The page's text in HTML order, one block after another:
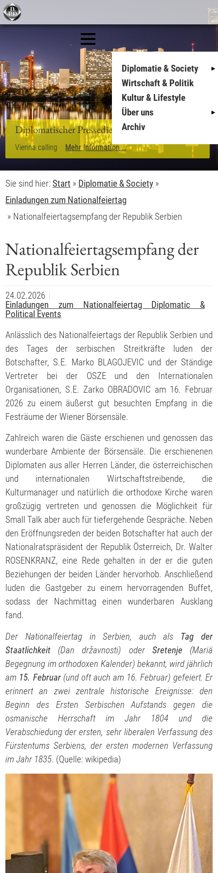
Diplomatie & Society
Wirtschaft & Politik
Kultur & Lifestyle
Über uns
Archiv
Sie sind hier:Start » Diplomatie & Society »
Einladungen zum Nationalfeiertag
» Nationalfeiertagsempfang der Republik Serbien
Nationalfeiertagsempfang der
Republik Serbien
24.02.2026
Einladungen zum Nationalfeiertag Diplomatic &
Political Events
Anlässlich des Nationalfeiertags der Republik Serbien und
des Tages der serbischen Streitkräfte luden der
Botschafter, S.E. Marko BLAGOJEVIC und der Ständige
Vertreter bei der OSZE und den Internationalen
Organisationen, S.E. Zarko OBRADOVIC am 16. Februar
2026 zu einem äußerst gut besuchten Empfang in die
Festräume der Wiener Börsensäle.
Zahlreich waren die Gäste erschienen und genossen das
wunderbare Ambiente der Börsensäle. Die erschienenen
Diplomaten aus aller Herren Länder, die österreichischen
und internationalen Wirtschaftstreibende, die
Kulturmanager und natürlich die orthodoxe Kirche waren
großzügig vertreten und genossen die Möglichkeit für
Small Talk aber auch für tiefergehende Gespräche. Neben
den Eröffnungsreden der beiden Botschafter hat auch der
Nationalratspräsident der Republik Österreich, Dr. Walter
ROSENKRANZ, eine Rede gehalten in der er die guten
Beziehungen der beiden Länder hervorhob. Anschließend
luden die Gastgeber zu einem hervorragenden Buffet,
sodass der Nachmittag einen wunderbaren Ausklang
fand.
Der Nationalfeiertag in Serbien, auch als Tag der
Staatlichkeit (Dan državnosti) oder Sretenje (Mariä
Begegnung im orthodoxen Kalender) bekannt, wird jährlich
am 15. Februar(und oft auch am 16. Februar) gefeiert. Er
erinnert an zwei zentrale historische Ereignisse: den
Beginn des Ersten Serbischen Aufstands gegen die
osmanische Herrschaft im Jahr 1804 und die
Verabschiedung der ersten, sehr liberalen Verfassung des
Fürstentums Serbiens, der ersten modernen Verfassung
im Jahr 1835. (Quelle: wikipedia)